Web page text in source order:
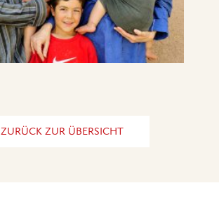
ZURÜCK ZUR ÜBERSICHT